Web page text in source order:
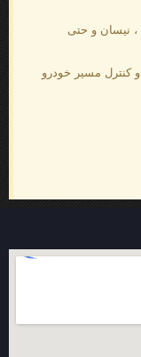
نیسان و حتی
مسیر خودرو